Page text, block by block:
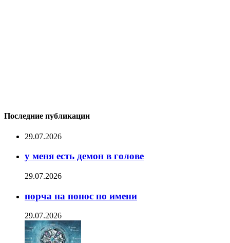
Последние публикации
29.07.2026
у меня есть демон в голове
29.07.2026
порча на понос по имени
29.07.2026